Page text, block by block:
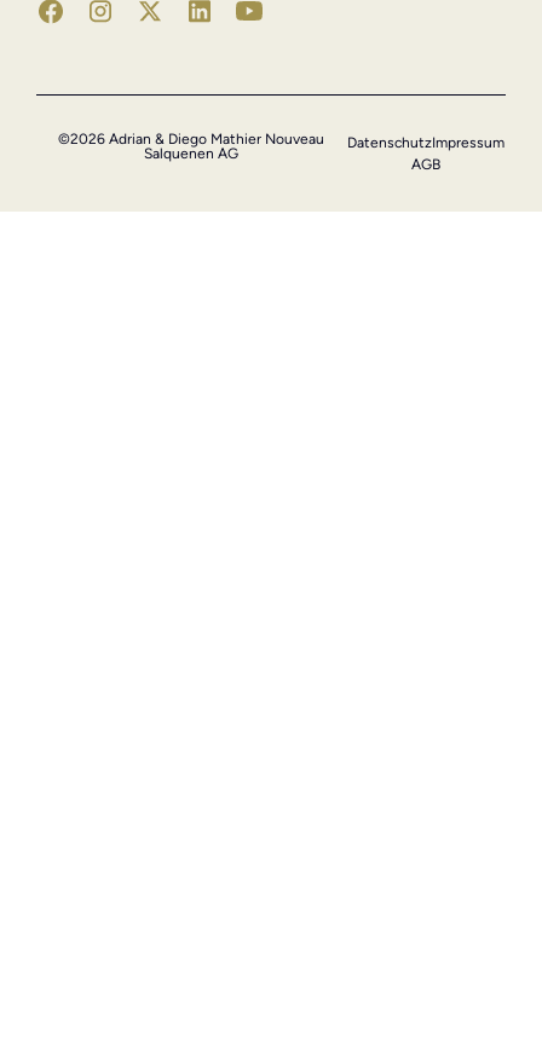
©2026 Adrian & Diego Mathier Nouveau
Salquenen AG
DatenschutzImpressum
AGB